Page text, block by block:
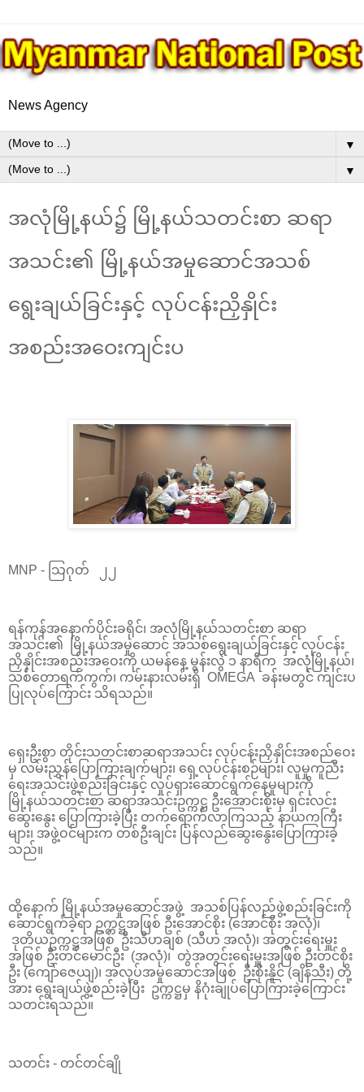
News Agency
▼
▼
အလုံမြို့နယ်၌ မြို့နယ်သတင်းစာ ဆရာ
အသင်း၏ မြို့နယ်အမှုဆောင်အသစ်
ရွေးချယ်ခြင်းနှင့် လုပ်ငန်းညှိနှိုင်း
အစည်းအဝေးကျင်းပ
MNP - သြဂုတ် ၂၂
ရန်ကုန်အနောက်ပိုင်းခရိုင်၊ အလုံမြို့နယ်သတင်းစာ ဆရာ
အသင်း၏ မြို့နယ်အမှုဆောင် အသစ်ရွေးချယ်ခြင်းနှင့် လုပ်ငန်း
ညှိနှိုင်းအစည်းအဝေးကို ယမန်နေ့ မွန်းလွဲ ၁ နာရီက အလုံမြို့နယ်၊
သစ်တောရက်ကွက်၊ ကမ်းနားလမ်းရှိ OMEGA ခန်းမတွင် ကျင်းပ
ပြုလုပ်ကြောင်း သိရသည်။
ရှေးဦးစွာ တိုင်းသတင်းစာဆရာအသင်း လုပ်ငန်းညှိနှိုင်းအစည်ဝေး
မှ လမ်းညွှန်ပြောကြားချက်များ၊ ရှေ့လုပ်ငန်းစဉ်များ၊ လူမှုကူညီး
ရေးအသင်းဖွဲ့စည်းခြင်းနှင့် လှုပ်ရှားဆောင်ရွက်နေမှုများကို
မြို့နယ်သတင်းစာ ဆရာအသင်းဥက္ကဋ္ဌ ဦးအောင်းစိုးမှ ရှင်းလင်း
ဆွေးနွေး ပြောကြားခဲ့ပြီး တက်ရောက်လာကြသည့် နာယကကြီး
များ၊ အဖွဲ့ဝင်များက တစ်ဦးချင်း ပြန်လည်ဆွေးနွေးပြောကြားခဲ့
သည်။
ထို့နောက် မြို့နယ်အမှုဆောင်အဖွဲ့ အသစ်ပြန်လည်ဖွဲ့စည်းခြင်းကို
ဆောင်ရွက်ခဲ့ရာ ဥက္ကဋ္ဌအဖြစ် ဦးအောင်စိုး (အောင်စိုး အလုံ)၊
ဒုတိယဥက္ကဋ္ဌအဖြစ် ဦးသီဟချစ် (သီဟ အလုံ)၊ အတွင်းရေးမှူး
အဖြစ် ဦးတင်မောင်ဦး (အလုံ)၊ တွဲအတွင်းရေးမှူးအဖြစ် ဦးတင်စိုး
ဦး (ကျော်ဇေယျ)၊ အလုပ်အမှုဆောင်အဖြစ် ဦးစိုးနိူင် (ချိန်သီး) တို့
အား ရွေးချယ်ဖွဲ့စည်းခဲ့ပြီး ဥက္ကဋ္ဌမှ နိဂုံးချုပ်ပြောကြားခဲ့ကြောင်း
သတင်းရသည်။
သတင်း - တင်တင်ချို